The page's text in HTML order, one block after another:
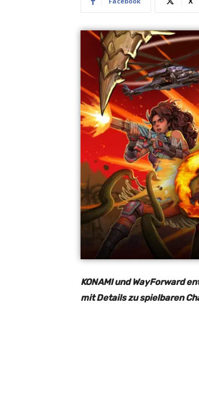
KONAMI und WayForward
mit Details zu spielbaren